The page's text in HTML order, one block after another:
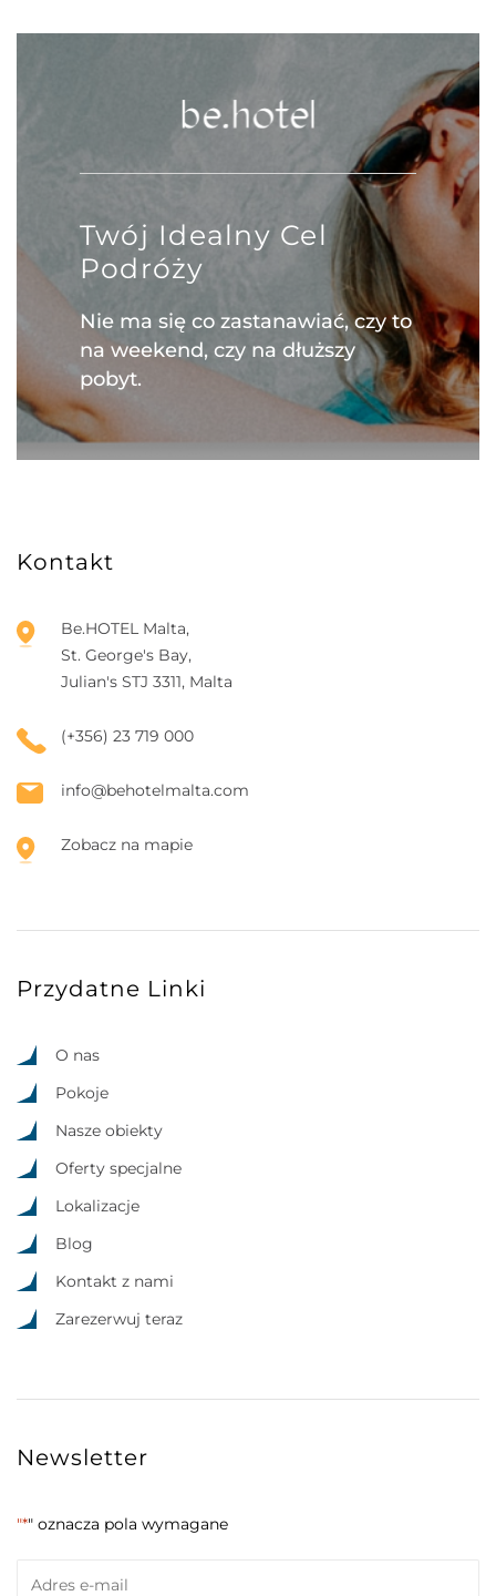
Twój Idealny Cel
Podróży
Nie ma się co zastanawiać, czy to
na weekend, czy na dłuższy
pobyt.
Kontakt
Be.HOTEL Malta,
St. George's Bay,
Julian's STJ 3311, Malta
(+356) 23 719 000
info@behotelmalta.com
Zobacz na mapie
Przydatne Linki
O nas
Pokoje
Nasze obiekty
Oferty specjalne
Lokalizacje
Blog
Kontakt z nami
Zarezerwuj teraz
Newsletter
"*" oznacza pola wymagane